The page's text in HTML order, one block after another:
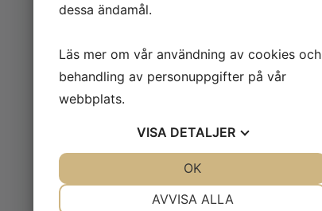
dessa ändamål.
Läs mer om vår användning av cookies och
behandling av personuppgifter på vår
webbplats.
VISA DETALJER
AVVISA ALLA
OK